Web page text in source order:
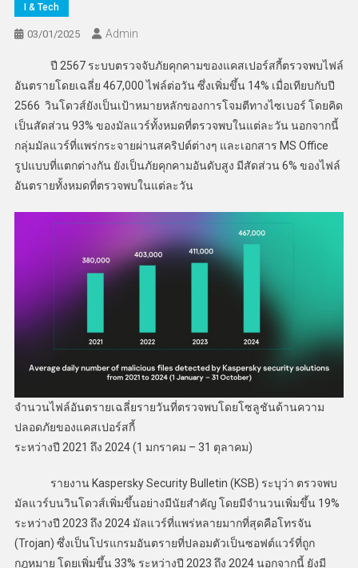
I & Tech
03/01/2025 Admin
ปี 2567 ระบบตรวจจับภัยคุกคามของแคสเปอร์สกี้ตรวจพบไฟล์
อันตรายโดยเฉลี่ย 467,000 ไฟล์ต่อวัน ซึ่งเพิ่มขึ้น 14% เมื่อเทียบกับปี
2566 วินโดวส์ยังเป็นเป้าหมายหลักของการโจมตีทางไซเบอร์ โดยคิด
เป็นสัดส่วน 93% ของมัลแวร์ทั้งหมดที่ตรวจพบในแต่ละวัน นอกจากนี้
กลุ่มมัลแวร์ที่แพร่กระจายผ่านสคริปต์ต่างๆ และเอกสาร MS Office
รูปแบบที่แตกต่างกัน ยังเป็นภัยคุกคามอันดับสูง มีสัดส่วน 6% ของไฟล์
อันตรายทั้งหมดที่ตรวจพบในแต่ละวัน
จำนวนไฟล์อันตรายเฉลี่ยรายวันที่ตรวจพบโดยโซลูชันด้านความ
ปลอดภัยของแคสเปอร์สกี้
ระหว่างปี 2021 ถึง 2024 (1 มกราคม – 31 ตุลาคม)
รายงาน Kaspersky Security Bulletin (KSB) ระบุว่า ตรวจพบ
มัลแวร์บนวินโดวส์เพิ่มขึ้นอย่างมีนัยสำคัญ โดยมีจำนวนเพิ่มขึ้น 19%
ระหว่างปี 2023 ถึง 2024 มัลแวร์ที่แพร่หลายมากที่สุดคือโทรจัน
(Trojan) ซึ่งเป็นโปรแกรมอันตรายที่ปลอมตัวเป็นซอฟต์แวร์ที่ถูก
กฎหมาย โดยเพิ่มขึ้น 33% ระหว่างปี 2023 ถึง 2024 นอกจากนี้ ยังมี